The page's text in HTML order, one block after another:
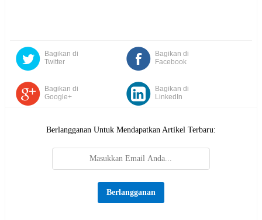
Bagikan di
Facebook
Bagikan di
Twitter
Bagikan di
Google+
Bagikan di
LinkedIn
Berlangganan Untuk Mendapatkan Artikel Terbaru: